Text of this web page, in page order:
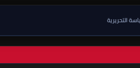
التحريرية